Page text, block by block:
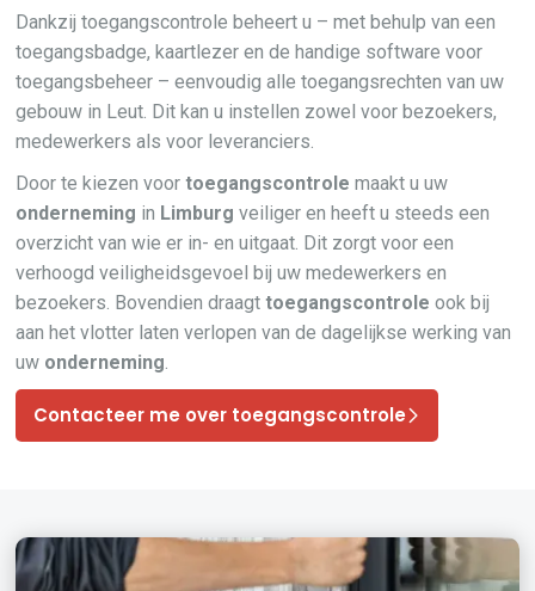
Dankzij toegangscontrole beheert u – met behulp van een
toegangsbadge, kaartlezer en de handige software voor
toegangsbeheer – eenvoudig alle toegangsrechten van uw
gebouw in Leut. Dit kan u instellen zowel voor bezoekers,
medewerkers als voor leveranciers.
Door te kiezen voortoegangscontrole maakt u uw
onderneming in Limburg veiliger en heeft u steeds een
overzicht van wie er in- en uitgaat. Dit zorgt voor een
verhoogd veiligheidsgevoel bij uw medewerkers en
bezoekers. Bovendien draagttoegangscontrole ook bij
aan het vlotter laten verlopen van de dagelijkse werking van
uw onderneming.
Contacteer me over toegangscontrole